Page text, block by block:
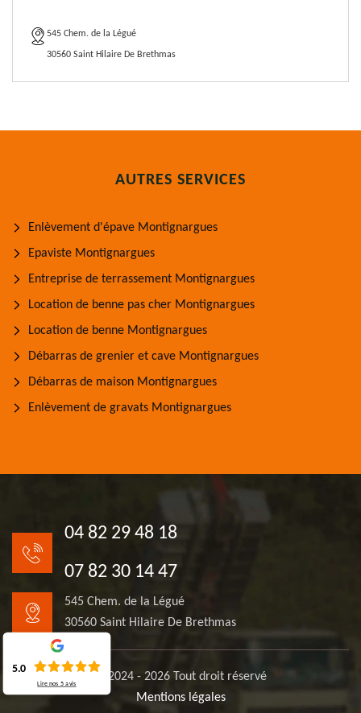
545 Chem. de la Légué
30560 Saint Hilaire De Brethmas
AUTRES SERVICES
Enlèvement d'épave Montignargues
Epaviste Montignargues
Entreprise de terrassement Montignargues
Location de benne pas cher Montignargues
Location de benne Montignargues
Débarras de grenier et cave Montignargues
Débarras de maison Montignargues
Enlèvement de gravats Montignargues
04 82 29 48 18
07 82 30 14 47
545 Chem. de la Légué
30560 Saint Hilaire De Brethmas
© 2024 - 2026 Tout droit réservé
Mentions légales
5.0
Lire nos5 avis